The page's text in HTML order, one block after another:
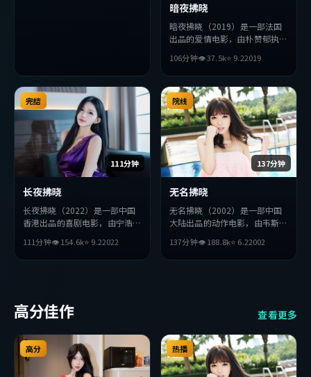
暗夜拂晓
暗夜拂晓（2019）是一部法国
出品的爱情电影，由朴赞郁执
主演。影片在叙事与视听上力求
突破，探讨人性与抉择，节奏张
弛有度，适合喜欢该类型的观众
完整观看。
106分钟👁37.5k⭐ 9.22019
111分钟
完结
长夜拂晓
长夜拂晓（2022）是一部中国
香港出品的喜剧电影，由宁浩执
主演。影片在叙事与视听上力求
突破，探讨人性与抉择，节奏张
111分钟👁154.6k⭐ 9.22022
137分钟
院线
无名拂晓
无名拂晓（2002）是一部中国
大陆出品的动作电影，由韦斯
遥、朴海日等主演。影片在叙事
与视听上力求突破，探讨人性与
137分钟👁188.8k⭐ 6.22002
高分佳作 查看更多
高分 热播